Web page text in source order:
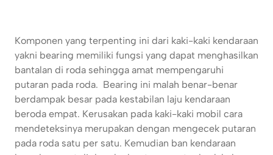
Komponen yang terpenting ini dari kaki-kaki kendaraan
yakni bearing memiliki fungsi yang dapat menghasilkan
bantalan di roda sehingga amat mempengaruhi
putaran pada roda. Bearing ini malah benar-benar
berdampak besar pada kestabilan laju kendaraan
beroda empat. Kerusakan pada kaki-kaki mobil cara
mendeteksinya merupakan dengan mengecek putaran
pada roda satu per satu. Kemudian ban kendaraan